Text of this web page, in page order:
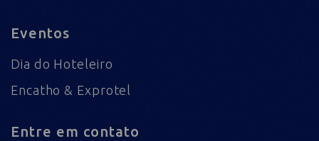
Eventos
Dia do Hoteleiro
Encatho & Exprotel
Entre em contato